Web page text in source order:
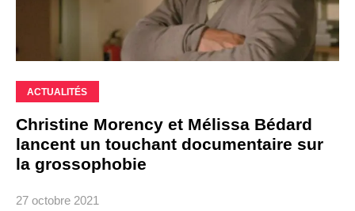
ACTUALITÉS
Christine Morency et Mélissa Bédard
lancent un touchant documentaire sur
la grossophobie
27 octobre 2021